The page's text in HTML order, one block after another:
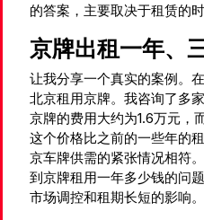
的答案，主要取决于租赁的
京牌出租一年、
让我分享一个真实的案例。
北京租用京牌。我咨询了多
京牌的费用大约为1.6万元，
这个价格比之前的一些年的
京车牌供需的紧张情况相符
到京牌租用一年多少钱的问
市场调控和租期长短的影响。